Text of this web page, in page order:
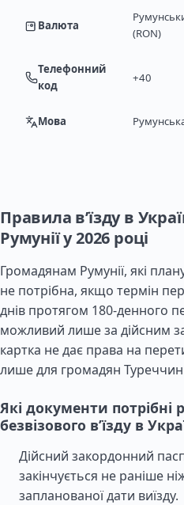
Валюта
(RON)
Телефонний
код
+40
Мова
Правила в’їзду в
Румунії у 2026 році
Громадянам Румунії, які
не потрібна, якщо термін
днів протягом 180-денного
можливий лише за дійсним
картка не дає права на
лише для громадян Туреччини
Які документи потрібні
безвізового в’їзду в
Дійсний закордонний
закінчується не раніше
запланованої дати виїзду.